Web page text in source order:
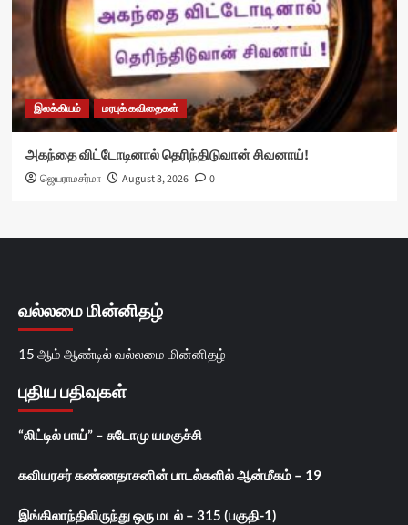
இலக்கியம் மரபுக் கவிதைகள்
அகந்தை விட்டோடினால் தெரிந்திடுவான் சிவனாய்!
ஜெயராமசர்மா August 3, 2026 0
வல்லமை மின்னிதழ்
15 ஆம் ஆண்டில் வல்லமை மின்னிதழ்
புதிய பதிவுகள்
“லிட்டில் பாய்” – சுடோமு யமகுச்சி
கவியரசர் கண்ணதாசனின் பாடல்களில் ஆன்மீகம் – 19
இங்கிலாந்திலிருந்து ஒரு மடல் – 315 (பகுதி-1)